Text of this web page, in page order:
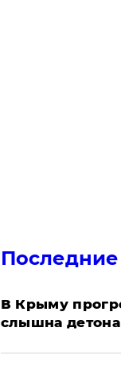
В Крыму
слышна